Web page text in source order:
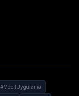
#MobilUygulama